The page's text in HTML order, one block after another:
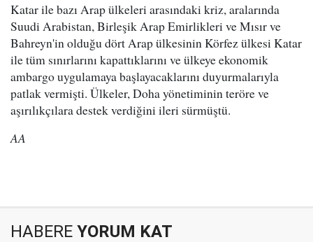
Katar ile bazı Arap ülkeleri arasındaki kriz, aralarında
Suudi Arabistan, Birleşik Arap Emirlikleri ve Mısır ve
Bahreyn'in olduğu dört Arap ülkesinin Körfez ülkesi Katar
ile tüm sınırlarını kapattıklarını ve ülkeye ekonomik
ambargo uygulamaya başlayacaklarını duyurmalarıyla
patlak vermişti. Ülkeler, Doha yönetiminin teröre ve
aşırılıkçılara destek verdiğini ileri sürmüştü.
AA
HABERE YORUM KAT